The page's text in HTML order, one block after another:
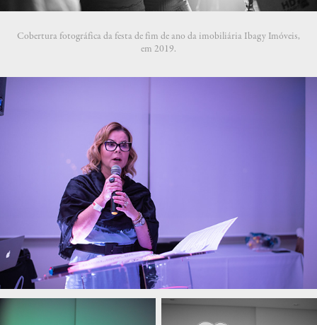
Cobertura fotográfica da festa de fim de ano da imobiliária Ibagy Imóveis,
em 2019.